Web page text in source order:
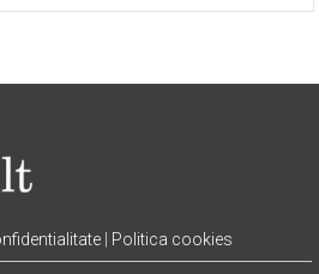
Politica cookies